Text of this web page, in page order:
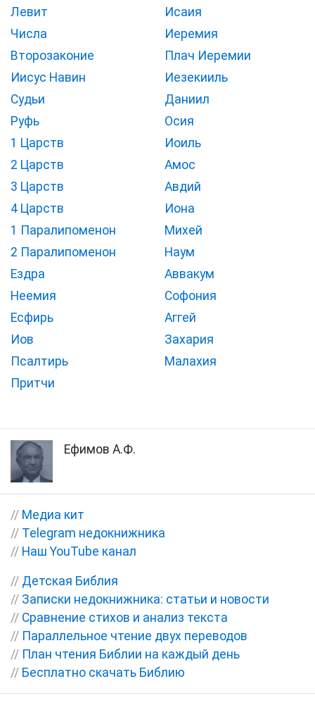
Левит
Числа
Второзаконие
Иисус Навин
Судьи
Руфь
1 Царств
2 Царств
3 Царств
4 Царств
1 Паралипоменон
2 Паралипоменон
Ездра
Неемия
Есфирь
Иов
Псалтирь
Притчи
Исаия
Иеремия
Плач Иеремии
Иезекииль
Даниил
Осия
Иоиль
Амос
Авдий
Иона
Михей
Наум
Аввакум
Софония
Аггей
Захария
Малахия
Ефимов А.Ф.
// Медиа кит
// Telegram недокнижника
// Наш YouTube канал
// Детская Библия
// Записки недокнижника: статьи и новости
// Сравнение стихов и анализ текста
// Параллельное чтение двух переводов
// План чтения Библии на каждый день
// Бесплатно скачать Библию